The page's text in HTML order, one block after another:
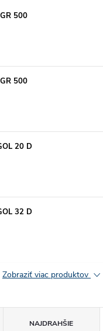
500
500
20 D
32 D
Zobraziť viac produktov
NAJDRAHŠIE